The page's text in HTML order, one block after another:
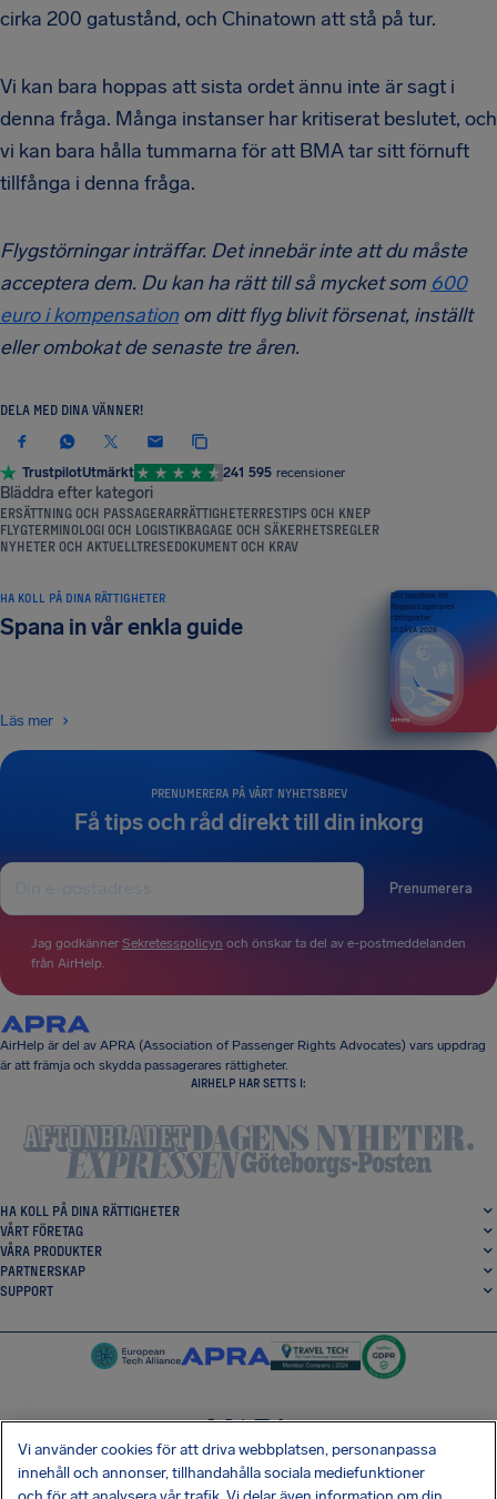
cirka 200 gatustånd, och Chinatown att stå på tur.
Vi kan bara hoppas att sista ordet ännu inte är sagt i
denna fråga. Många instanser har kritiserat beslutet, och
vi kan bara hålla tummarna för att BMA tar sitt förnuft
tillfånga i denna fråga.
Flygstörningar inträffar. Det innebär inte att du måste
acceptera dem. Du kan ha rätt till så mycket som 600
euro i kompensation om ditt flyg blivit försenat, inställt
eller ombokat de senaste tre åren.
DELA MED DINA VÄNNER!
TrustpilotUtmärkt 241 595 recensioner
Bläddra efter kategori
ERSÄTTNING OCH PASSAGERARRÄTTIGHETERRESTIPS OCH KNEP
FLYGTERMINOLOGI OCH LOGISTIKBAGAGE OCH SÄKERHETSREGLER
NYHETER OCH AKTUELLTRESEDOKUMENT OCH KRAV
PRENUMERERA PÅ VÅRT NYHETSBREV
Få tips och råd direkt till din inkorg
Prenumerera
Jag godkänner Sekretesspolicyn och önskar ta del av e-postmeddelanden
från AirHelp.
HA KOLL PÅ DINA RÄTTIGHETER
Spana in vår enkla guide
Läs mer
Din handbok till
flygpassagerares
rättigheter
UTGÅVA 2026
AirHelp är del av APRA (Association of Passenger Rights Advocates) vars uppdrag
är att främja och skydda passagerares rättigheter.
AIRHELP HAR SETTS I:
HA KOLL PÅ DINA RÄTTIGHETER
VÅRT FÖRETAG
VÅRA PRODUKTER
PARTNERSKAP
SUPPORT
SocialFacebook
SocialTwitter
SocialInstagram
SocialLinkedin
Vi använder cookies för att driva webbplatsen, personanpassa
innehåll och annonser, tillhandahålla sociala mediefunktioner